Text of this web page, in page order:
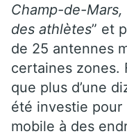
Champ-de-Mars,
des athlètes” et
de 25 antennes
certaines zones.
que plus d’une
été investie
mobile à des